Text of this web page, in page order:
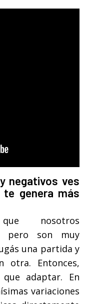
negativos ves
te genera más
nosotros
pero son muy
una partida y
otra. Entonces,
adaptar. En
variaciones